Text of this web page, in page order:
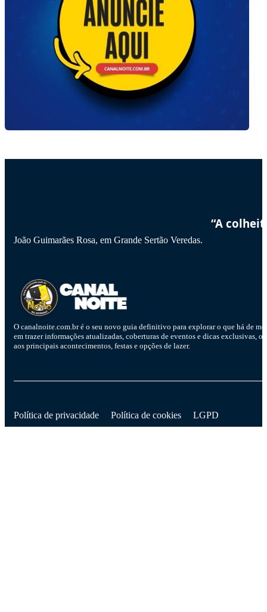
“A
João Guimarães Rosa, em Grande Sertão Veredas.
O canalnoite.com.br é o seu novo guia definitivo para explorar o que há de
em trazer informações atualizadas, coberturas de eventos e dicas exclusivas,
aos principais acontecimentos, festas e opções de lazer.
Política de privacidade Política de cookies LGPD